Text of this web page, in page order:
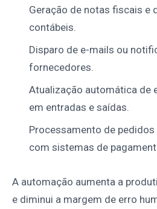
Geração de notas fiscais e
contábeis.
Disparo de e-mails ou
fornecedores.
Atualização automática de
em entradas e saídas.
Processamento de
com sistemas de
A automação aumenta a
e diminui a margem de erro